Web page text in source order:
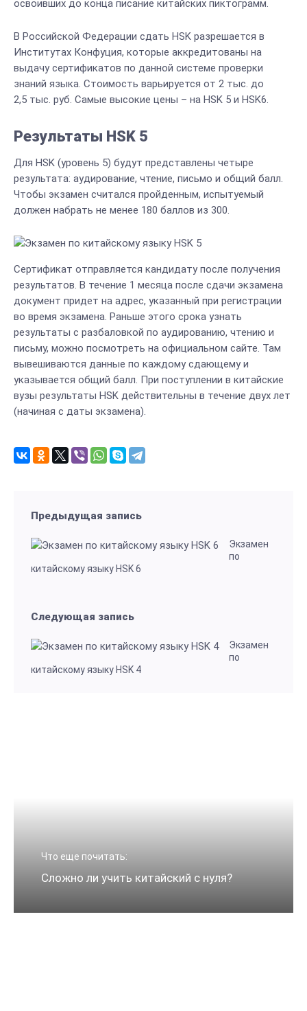
освоивших до конца писание китайских пиктограмм.
В Российской Федерации сдать HSK разрешается в
Институтах Конфуция, которые аккредитованы на
выдачу сертификатов по данной системе проверки
знаний языка. Стоимость варьируется от 2 тыс. до
2,5 тыс. руб. Самые высокие цены – на HSK 5 и HSK6.
Результаты HSK 5
Для HSK (уровень 5) будут представлены четыре
результата: аудирование, чтение, письмо и общий балл.
Чтобы экзамен считался пройденным, испытуемый
должен набрать не менее 180 баллов из 300.
Сертификат отправляется кандидату после получения
результатов. В течение 1 месяца после сдачи экзамена
документ придет на адрес, указанный при регистрации
во время экзамена. Раньше этого срока узнать
результаты с разбаловкой по аудированию, чтению и
письму, можно посмотреть на официальном сайте. Там
вывешиваются данные по каждому сдающему и
указывается общий балл. При поступлении в китайские
вузы результаты HSK действительны в течение двух лет
(начиная с даты экзамена).
Предыдущая запись
Экзамен
по
китайскому языку HSK 6
Следующая запись
Экзамен
по
китайскому языку HSK 4
Что еще почитать:
Сложно ли учить китайский с нуля?